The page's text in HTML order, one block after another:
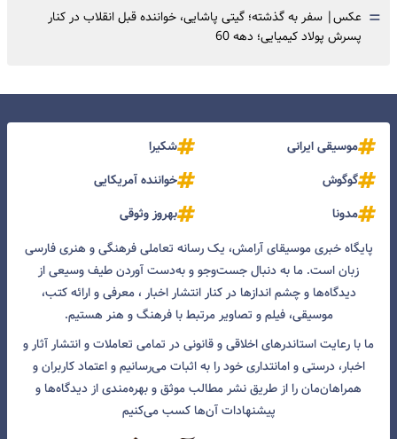
= عکس| سفر به گذشته؛ گیتی پاشایی، خواننده قبل انقلاب در کنار
پسرش پولاد کیمیایی؛ دهه 60
موسیقی ایرانی
شکیرا
گوگوش
خواننده آمریکایی
مدونا
بهروز وثوقی
پایگاه خبری موسیقای آرامش، یک رسانه تعاملی فرهنگی و هنری فارسی
زبان است. ما به دنبال جست‌و‌جو و به‌دست آوردن طیف وسیعی از
دیدگاه‌ها و چشم انداز‌ها در کنار انتشار اخبار ، معرفی و ارائه کتب،
موسیقی، فیلم و تصاویر مرتبط با فرهنگ و هنر هستیم.
ما با رعایت استاندرهای اخلاقی و قانونی در تمامی تعاملات و انتشار آثار و
اخبار، درستی و امانتداری خود را به اثبات می‌رسانیم و اعتماد کاربران و
همراهان‌مان را از طریق نشر مطالب موثق و بهره‌مندی از دیدگاه‌ها و
پیشنهادات آن‌ها کسب می‌کنیم